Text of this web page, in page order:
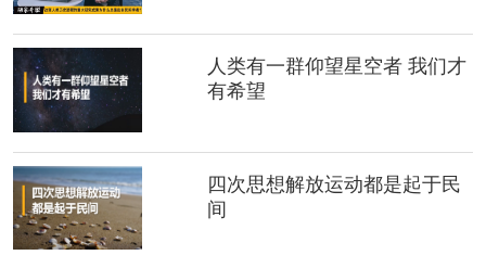
人类有一群仰望星空者 我们才
有希望
四次思想解放运动都是起于民
间